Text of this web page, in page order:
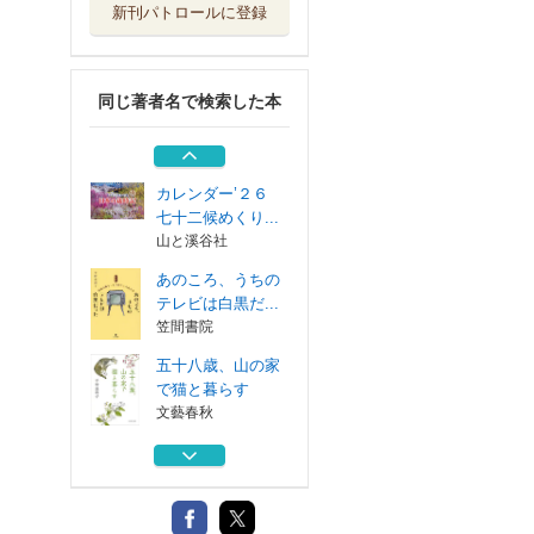
新刊パトロールに登録
同じ著者名で検索した本
六十一歳、免許を
亜紀書房
「わらべうた」で
子育て 入門編
福音館書店
カレンダー’２６
七十二候めくり...
山と溪谷社
あのころ、うちの
テレビは白黒だ...
笠間書院
五十八歳、山の家
で猫と暮らす
文藝春秋
六十一歳、免許を
亜紀書房